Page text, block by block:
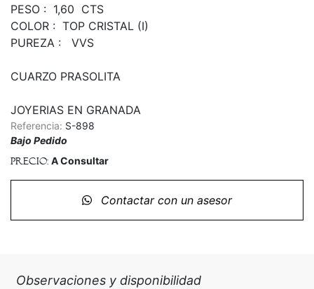
PESO :  1,60  CTS
COLOR :  TOP CRISTAL (I)
PUREZA :   VVS
CUARZO PRASOLITA
JOYERIAS EN GRANADA
Referencia: S-898
Bajo Pedido
Precio: A Consultar
Contactar con un asesor
Observaciones y disponibilidad